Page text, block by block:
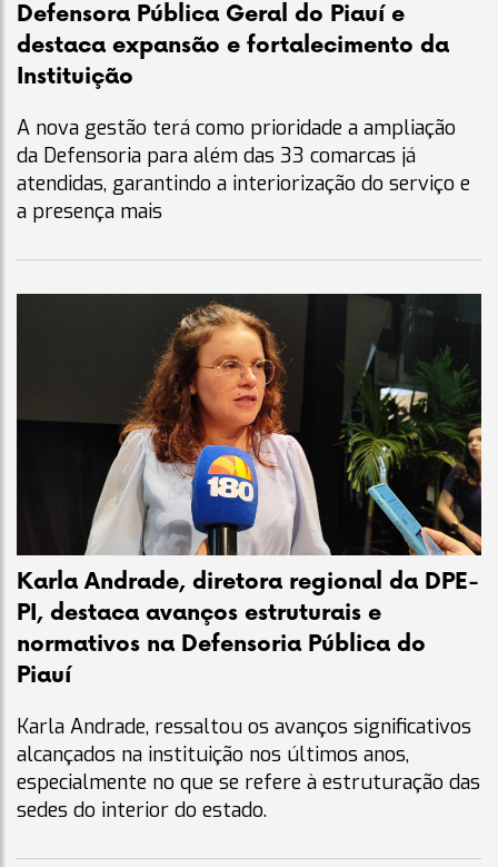
Defensora Pública Geral do Piauí e
destaca expansão e fortalecimento da
Instituição
A nova gestão terá como prioridade a ampliação
da Defensoria para além das 33 comarcas já
atendidas, garantindo a interiorização do serviço e
a presença mais
Karla Andrade, diretora regional da DPE-
PI, destaca avanços estruturais e
normativos na Defensoria Pública do
Piauí
Karla Andrade, ressaltou os avanços significativos
alcançados na instituição nos últimos anos,
especialmente no que se refere à estruturação das
sedes do interior do estado.